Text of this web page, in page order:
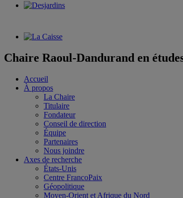
Chaire Raoul-Dandurand en
Accueil
À propos
La Chaire
Titulaire
Fondateur
Conseil de direction
Équipe
Partenaires
Nous joindre
Axes de recherche
États-Unis
Centre FrancoPaix
Géopolitique
Moyen-Orient et Afrique du Nord